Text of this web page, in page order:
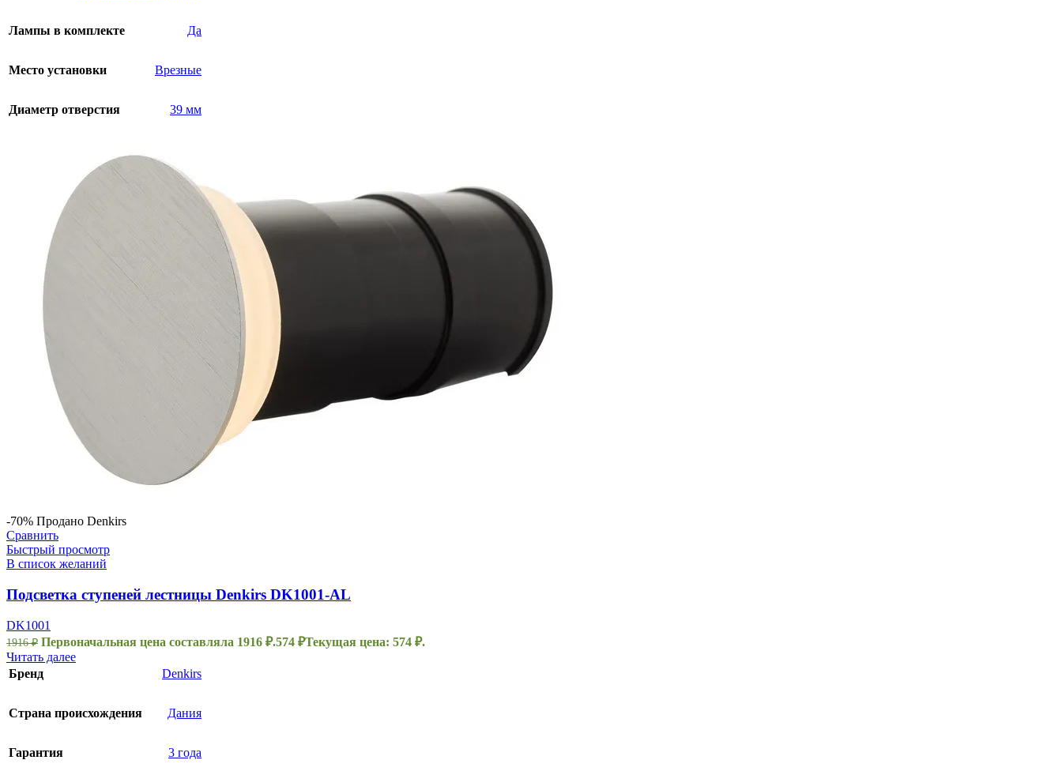
Лампы в комплекте Да
Место установки Врезные
Диаметр отверстия 39 мм
-70% Продано Denkirs
Сравнить
Быстрый просмотр
В список желаний
Подсветка ступеней лестницы Denkirs DK1001-AL
DK1001
1916₽ Первоначальная цена составляла 1916 ₽.574 ₽Текущая цена: 574 ₽.
Читать далее
Бренд
Denkirs
Страна происхождения Дания
Гарантия 3 года